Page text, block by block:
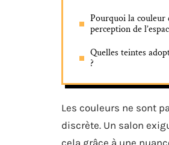
Pourquoi la couleur
perception de
Quelles teintes
?
Les couleurs ne sont
discrète. Un salon
cela grâce à une